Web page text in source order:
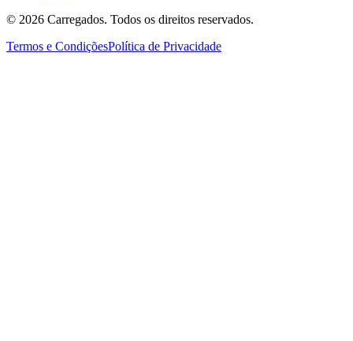
© 2026 Carregados. Todos os direitos reservados.
Termos e CondiçõesPolítica de Privacidade